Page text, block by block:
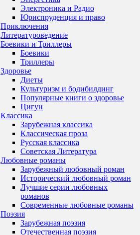
Электроника и Радио
Юриспруденция и право
Приключения
Литературоведение
Боевики и Триллеры
Боевики
Триллеры
Здоровье
Диеты
Культуризм и бодибилдинг
Популярные книги о здоровье
Цигун
Классика
Зарубежная классика
Классическая проза
Русская классика
Советская Литература
Любовные романы
Зарубежный любовный роман
Исторический любовный роман
Лучшие серии любовных
романов
Современные любовные романы
Поэзия
Зарубежная поэзия
Отечественная поэзия